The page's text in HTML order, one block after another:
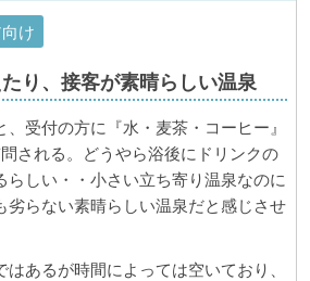
け
り、接客が素晴らしい温泉
受付の方に『水・麦茶・コーヒー』
される。どうやら浴後にドリンクの
らしい・・小さい立ち寄り温泉なのに
劣らない素晴らしい温泉だと感じさせ
あるが時間によっては空いており、